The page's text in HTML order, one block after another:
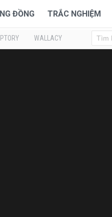
ĐỒNG TRẮC NGHIỆM
WALLACY